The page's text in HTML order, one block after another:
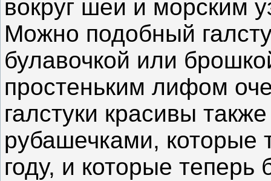
вокруг шеи и морским
Можно подобный
булавочкой или
простеньким лифом
галстуки красивы
рубашечками, которые
году, и которые